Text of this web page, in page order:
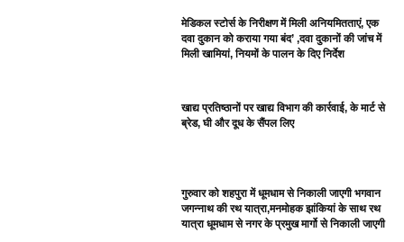
मेडिकल स्टोर्स के निरीक्षण में मिली अनियमितताएं, एक
दवा दुकान को कराया गया बंद’ ,दवा दुकानों की जांच में
मिली खामियां, नियमों के पालन के दिए निर्देश
खाद्य प्रतिष्ठानों पर खाद्य विभाग की कार्रवाई, के मार्ट से
ब्रेड, घी और दूध के सैंपल लिए
गुरुवार को शहपुरा में धूमधाम से निकाली जाएगी भगवान
जगन्नाथ की रथ यात्रा,मनमोहक झांकियां के साथ रथ
यात्रा धूमधाम से नगर के प्रमुख मार्गो से निकाली जाएगी